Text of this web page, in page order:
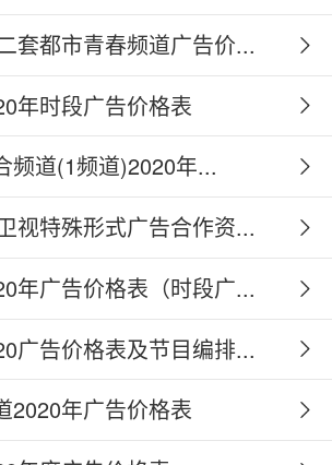
套都市青春频道广告价...
年时段广告价格表
频道(1频道)2020年...
视特殊形式广告合作资...
年广告价格表（时段广...
广告价格表及节目编排...
2020年广告价格表